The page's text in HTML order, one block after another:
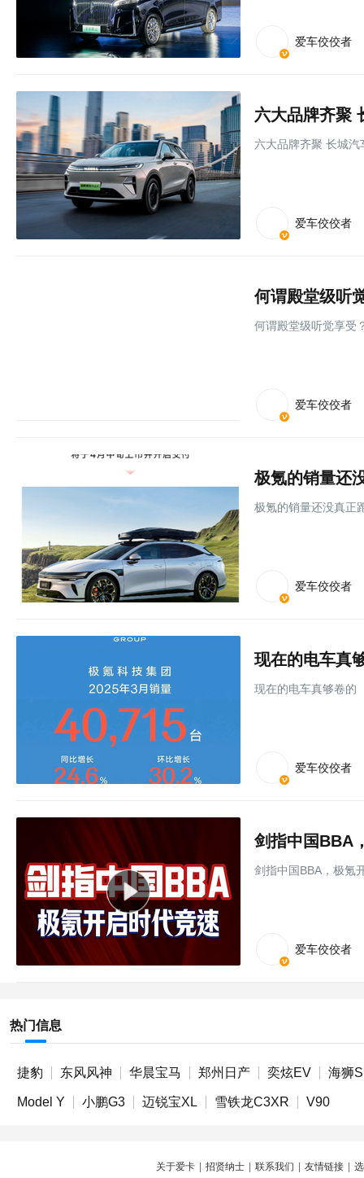
爱车佼佼者
六大品牌齐聚
六大品牌齐聚 长城
爱车佼佼者
何谓殿堂级听
何谓殿堂级听觉享受
爱车佼佼者
极氪的销量还
极氪的销量还没真正
爱车佼佼者
现在的电车真
现在的电车真够卷的
爱车佼佼者
剑指中国BBA
剑指中国BBA，极氪
爱车佼佼者
热门信息
捷豹 东风风神 华晨宝马 郑州日产 奕炫EV 海狮S
Model Y 小鹏G3 迈锐宝XL 雪铁龙C3XR V90
关于爱卡 招贤纳士 联系我们 友情链接